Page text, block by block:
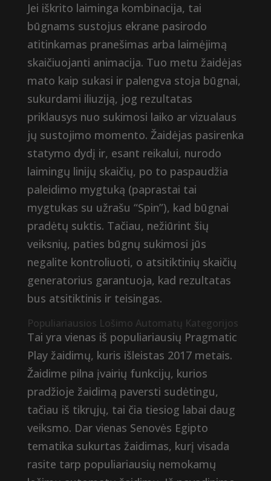
Jei iškrito laiminga kombinacija, tai
būgnams sustojus ekrane pasirodo
atitinkamas pranešimas arba laimėjimą
skaičiuojanti animacija. Tuo metu žaidėjas
mato kaip sukasi ir palengva stoja būgnai,
sukurdami iliuziją, jog rezultatas
priklausys nuo sukimosi laiko ar vizualaus
jų sustojimo momento. Žaidėjas pasirenka
statymo dydį ir, esant reikalui, nurodo
laimingų linijų skaičių, po to paspaudžia
paleidimo mygtuką (paprastai tai
mygtukas su užrašu “Spin”), kad būgnai
pradėtų suktis. Tačiau, nežiūrint šių
veiksnių, paties būgnų sukimosi jūs
negalite kontroliuoti, o atsitiktinių skaičių
generatorius garantuoja, kad rezultatas
bus atsitiktinis ir teisingas.
Populiariausios Lošimo Automatų Kategorijos
Tai yra vienas iš populiariausių Pragmatic
Play žaidimų, kuris išleistas 2017 metais.
Žaidime pilna įvairių funkcijų, kurios
pradžioje žaidimą paversti sudėtingu,
tačiau iš tikrųjų, tai čia tiesiog labai daug
veiksmo. Dar vienas Senovės Egipto
tematika sukurtas žaidimas, kurį visada
rasite tarp populiariausių nemokamų